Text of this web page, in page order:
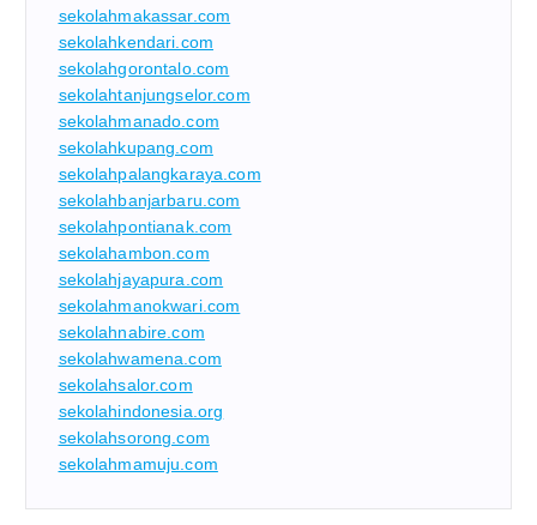
sekolahmakassar.com
sekolahkendari.com
sekolahgorontalo.com
sekolahtanjungselor.com
sekolahmanado.com
sekolahkupang.com
sekolahpalangkaraya.com
sekolahbanjarbaru.com
sekolahpontianak.com
sekolahambon.com
sekolahjayapura.com
sekolahmanokwari.com
sekolahnabire.com
sekolahwamena.com
sekolahsalor.com
sekolahindonesia.org
sekolahsorong.com
sekolahmamuju.com